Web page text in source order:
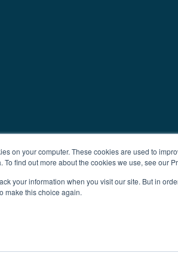
on your computer. These cookies are used to
To find out more about the cookies we use, see our
your information when you visit our site. But in
make this choice again.